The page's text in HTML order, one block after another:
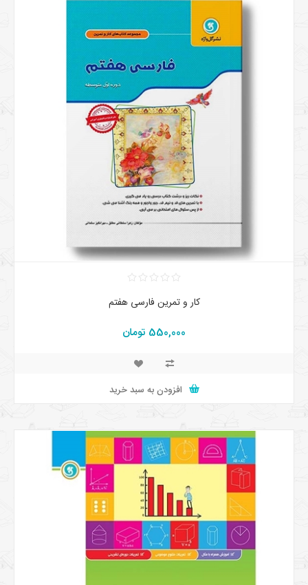
کار و تمرین فارسی هفتم
550,000 تومان
افزودن به سبد خرید